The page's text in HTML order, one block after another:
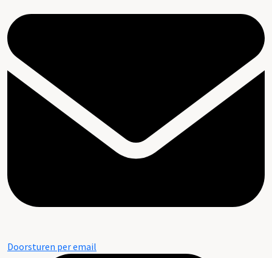
Doorsturen per email